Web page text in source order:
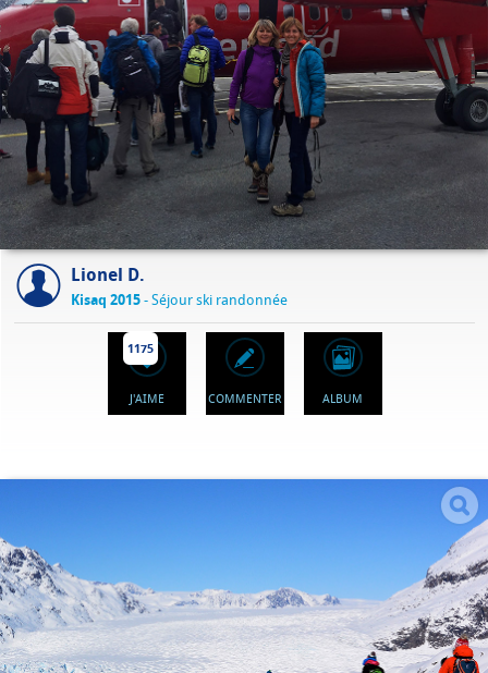
Lionel D.
Kisaq 2015- Séjour ski randonnée
1175
J'AIME COMMENTER ALBUM